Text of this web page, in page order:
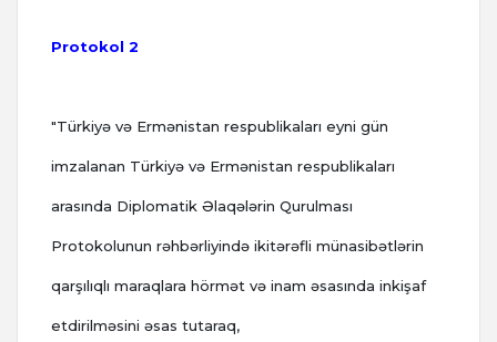
Protokol 2
"Türkiyə və Ermənistan respublikaları eyni gün
imzalanan Türkiyə və Ermənistan respublikaları
arasında Diplomatik Əlaqələrin Qurulması
Protokolunun rəhbərliyində ikitərəfli münasibətlərin
qarşılıqlı maraqlara hörmət və inam əsasında inkişaf
etdirilməsini əsas tutaraq,